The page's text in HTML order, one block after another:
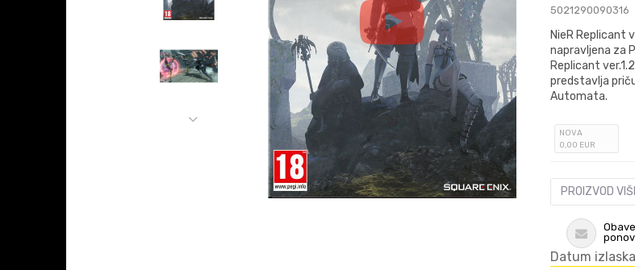
5021290090316
NieR Replicant
napravljena za
Replicant
predstavlja
Automata.
NOVA
0,00 EUR
PROIZVOD
Datum